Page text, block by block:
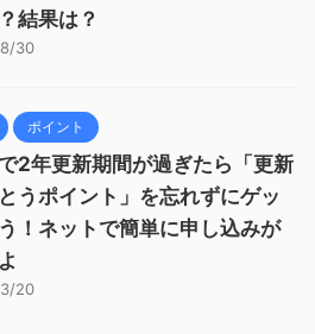
結果は？
30
ポイント
2年更新期間が過ぎたら「更新
うポイント」を忘れずにゲッ
！ネットで簡単に申し込みが
20